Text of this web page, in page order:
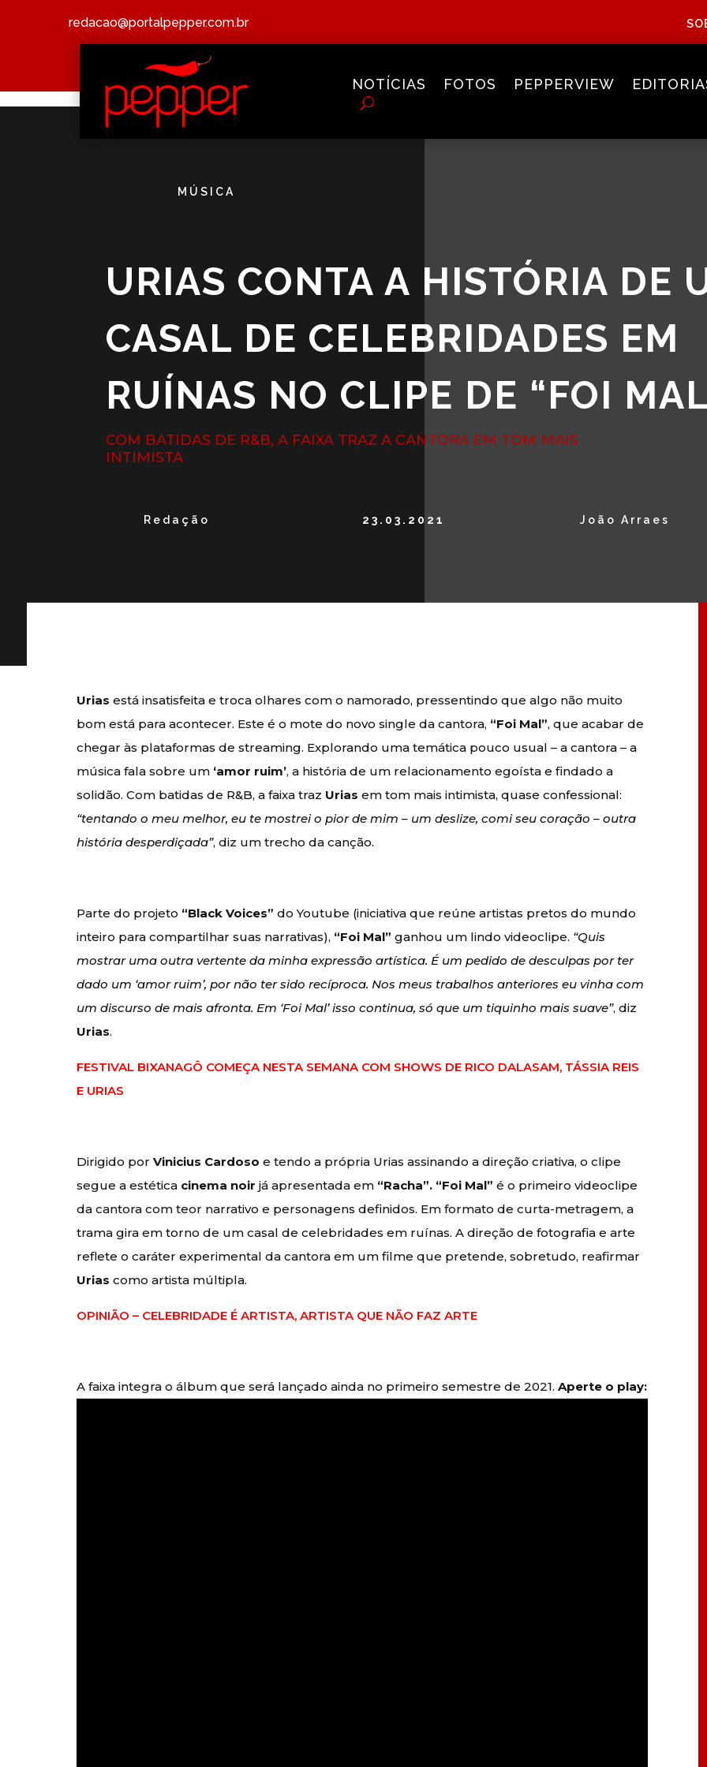
redacao@portalpepper.com.br
NOTÍCIAS FOTOS PEPPERVIEW
MÚSICA
URIAS CONTA A HISTÓRIA DE
CASAL DE CELEBRIDADES EM
RUÍNAS NO CLIPE DE “FOI
COM BATIDAS DE R&B, A FAIXA TRAZ A CANTORA EM TOM MAIS
INTIMISTA
Redação 23.03.2021 João Arraes
Urias está insatisfeita e troca olhares com o namorado, pressentindo que algo não muito
bom está para acontecer. Este é o mote do novo single da cantora, “Foi Mal”, que acabar de
chegar às plataformas de streaming. Explorando uma temática pouco usual – a cantora – a
música fala sobre um ‘amor ruim’, a história de um relacionamento egoísta e findado a
solidão. Com batidas de R&B, a faixa traz Urias em tom mais intimista, quase confessional:
“tentando o meu melhor, eu te mostrei o pior de mim – um deslize, comi seu coração – outra
história desperdiçada”, diz um trecho da canção.
Parte do projeto “Black Voices” do Youtube (iniciativa que reúne artistas pretos do mundo
inteiro para compartilhar suas narrativas), “Foi Mal” ganhou um lindo videoclipe. “Quis
mostrar uma outra vertente da minha expressão artística. É um pedido de desculpas por ter
dado um ‘amor ruim’, por não ter sido recíproca. Nos meus trabalhos anteriores eu vinha com
um discurso de mais afronta. Em ‘Foi Mal’ isso continua, só que um tiquinho mais suave”, diz
Urias.
FESTIVAL BIXANAGÔ COMEÇA NESTA SEMANA COM SHOWS DE RICO DALASAM, TÁSSIA REIS
E URIAS
Dirigido porVinicius Cardoso e tendo a própria Urias assinando a direção criativa, o clipe
segue a estética cinema noir já apresentada em “Racha”. “Foi Mal” é o primeiro videoclipe
da cantora com teor narrativo e personagens definidos. Em formato de curta-metragem, a
trama gira em torno de um casal de celebridades em ruínas. A direção de fotografia e arte
reflete o caráter experimental da cantora em um filme que pretende, sobretudo, reafirmar
Urias como artista múltipla.
OPINIÃO – CELEBRIDADE É ARTISTA, ARTISTA QUE NÃO FAZ ARTE
A faixa integra o álbum que será lançado ainda no primeiro semestre de 2021.Aperte o play: